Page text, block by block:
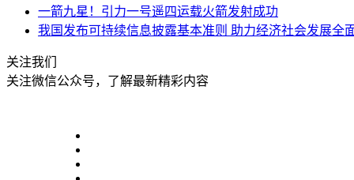
一箭九星！引力一号遥四运载火箭发射成功
我国发布可持续信息披露基本准则 助力经济社会发展全
关注我们
关注微信公众号，了解最新精彩内容